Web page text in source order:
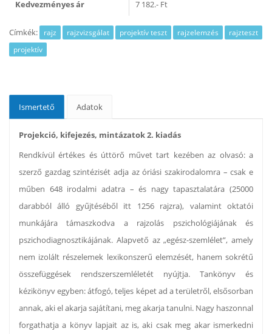
Kedvezményes ár 7 182.- Ft
Címkék: rajz rajzvizsgálat projektív teszt rajzelemzés
rajzteszt
projektív
Ismertető Adatok
Projekció, kifejezés, mintázatok 2. kiadás
Rendkívül értékes és úttörő művet tart kezében az olvasó: a
szerző gazdag szintézisét adja az óriási szakirodalomra – csak e
műben 648 irodalmi adatra – és nagy tapasztalatára (25000
darabból álló gyűjtéséből itt 1256 rajzra), valamint oktatói
munkájára támaszkodva a rajzolás pszichológiájának és
pszichodiagnosztikájának. Alapvető az „egész-szemlélet”, amely
nem izolált részelemek lexikonszerű elemzését, hanem sokrétű
összefüggések rendszerszemléletét nyújtja. Tankönyv és
kézikönyv egyben: átfogó, teljes képet ad a területről, elsősorban
annak, aki el akarja sajátítani, meg akarja tanulni. Nagy haszonnal
forgathatja a könyv lapjait az is, aki csak meg akar ismerkedni